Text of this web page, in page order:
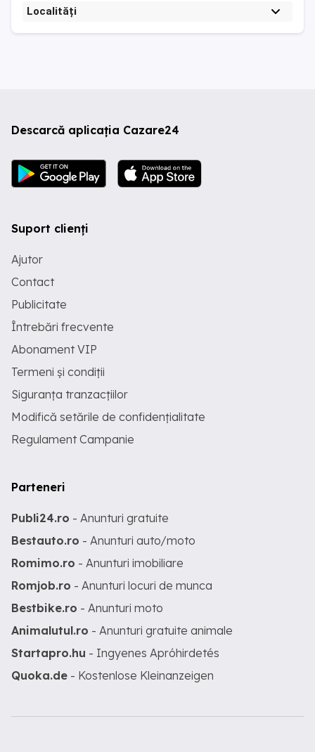
Localități
Descarcă aplicația Cazare24
Suport clienți
Ajutor
Contact
Publicitate
Întrebări frecvente
Abonament VIP
Termeni și condiții
Siguranța tranzacțiilor
Modifică setările de confidențialitate
Regulament Campanie
Parteneri
Publi24.ro - Anunturi gratuite
Bestauto.ro - Anunturi auto/moto
Romimo.ro - Anunturi imobiliare
Romjob.ro - Anunturi locuri de munca
Bestbike.ro - Anunturi moto
Animalutul.ro - Anunturi gratuite animale
Startapro.hu - Ingyenes Apróhirdetés
Quoka.de - Kostenlose Kleinanzeigen